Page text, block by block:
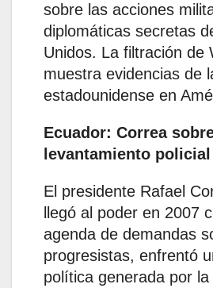
sobre las acciones
diplomáticas secretas
Unidos. La filtración de
muestra evidencias de
estadounidense en
Ecuador: Correa
levantamiento policial
El presidente Rafael
llegó al poder en 2007
agenda de demandas
progresistas, enfrentó
política generada por